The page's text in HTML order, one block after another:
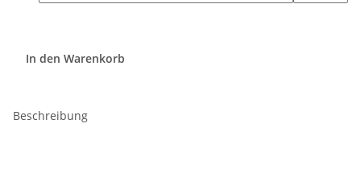
In den Warenkorb
Beschreibung